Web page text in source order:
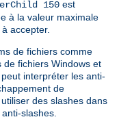
150 est
à la valeur maximale
accepter.
de fichiers comme
fichiers Windows et
interpréter les anti-
de
des slashes dans
slashes.